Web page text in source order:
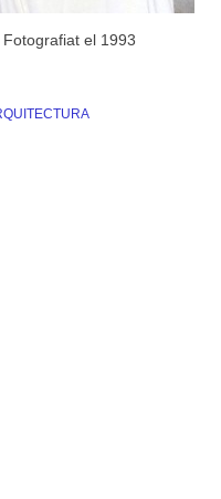
el 1993